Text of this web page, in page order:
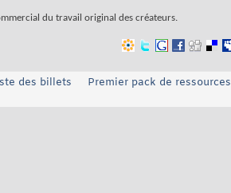
du travail original des créateurs.
des billets
Premier pack de ressources